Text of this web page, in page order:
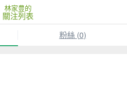
林家豊的
關注列表
粉絲 (0)